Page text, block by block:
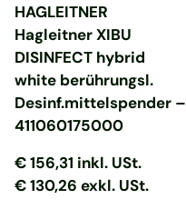
HAGLEITNER
Hagleitner XIBU
DISINFECT hybrid
white berührungsl.
Desinf.mittelspender –
411060175000
Normaler Preis
Normaler Preis
€ 156,31 inkl. USt.
€ 130,26 exkl. USt.